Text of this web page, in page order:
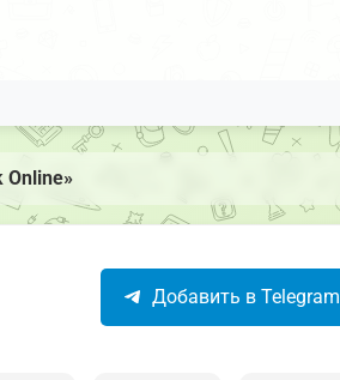
Online»
Добавить в Telegram